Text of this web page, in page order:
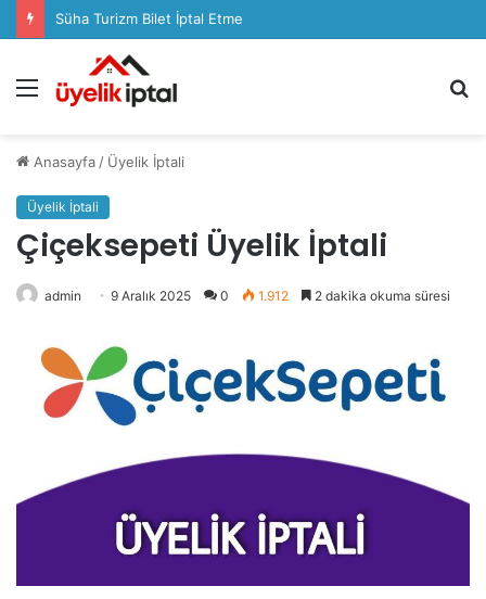
Süha Turizm Bilet İptal Etme
Menü
Anasayfa / Üyelik İptali
Üyelik İptali
Çiçeksepeti Üyelik İptali
admin 9 Aralık 2025 0 1.912 2 dakika okuma süresi